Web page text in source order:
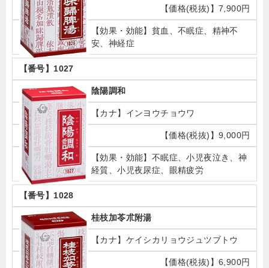
7,900円
貧血、不眠症、精神不
安、神経症
1027
陰陽調和
インヨウチョウワ
9,000円
不眠症、小児夜泣き、神
経質、小児夜尿症、眼精疲労
1028
桂枝加苓朮附湯
ケイシカリョウジュツブトウ
6,900円